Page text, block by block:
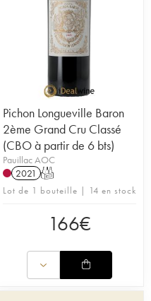
Pichon Longueville Baron
2ème Grand Cru Classé
(CBO à partir de 6 bts)
Pauillac AOC
2021 T
Lot de 1 bouteille | 14 en stock
166€